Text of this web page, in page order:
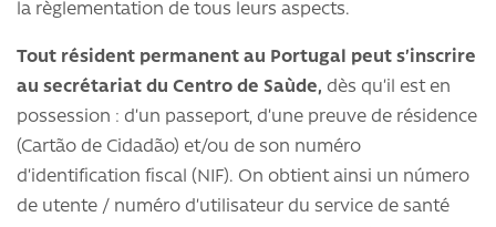
la règlementation de tous leurs aspects.
Tout résident permanent au Portugal peut s’inscrire
au secrétariat du Centro de Saùde, dès qu’il est en
possession : d’un passeport, d’une preuve de résidence
(Cartão de Cidadão) et/ou de son numéro
d’identification fiscal (NIF). On obtient ainsi un número
de utente / numéro d’utilisateur du service de santé